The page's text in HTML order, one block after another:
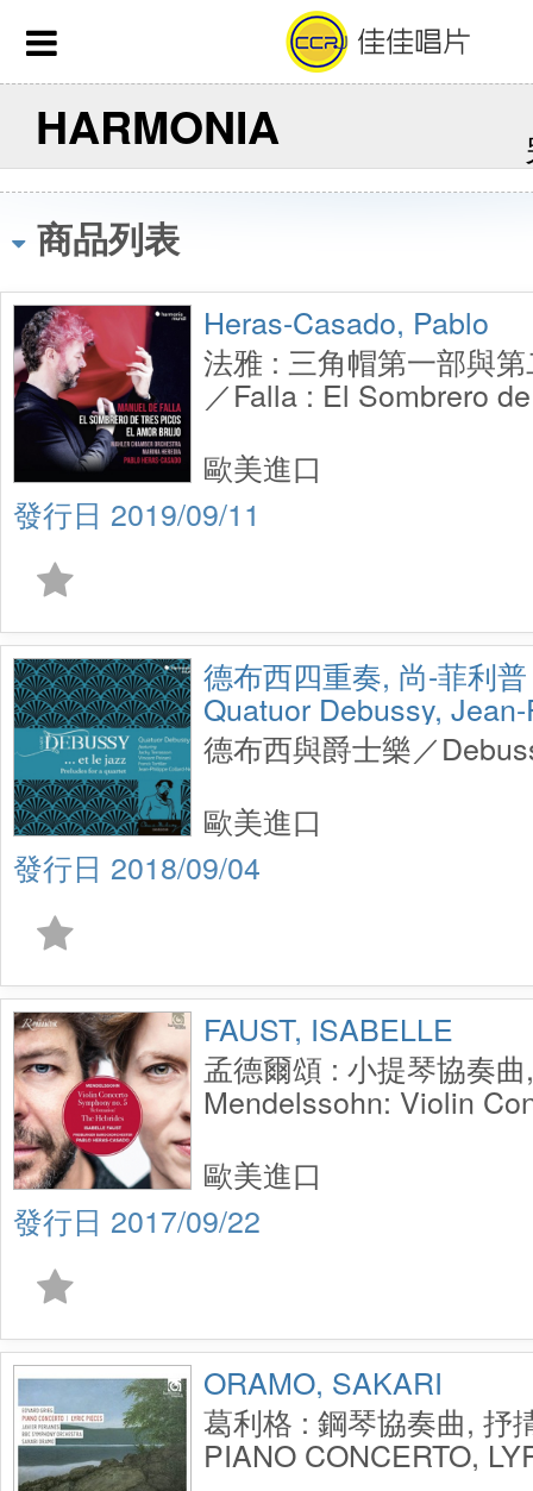
HARMONIA
商品列表
Heras-Casado, Pablo
法雅 : 三角帽第一部與
／Falla : El Sombrero
2019/09/11
歐美進口
德布西四重奏, 尚-菲利
Quatuor Debussy,
Neven
德布西與爵士樂／
2018/09/04
歐美進口
FAUST, ISABELLE
孟德爾頌 : 小提琴協奏
Mendelssohn: Violin
Heras-Casado
2017/09/22
歐美進口
ORAMO, SAKARI
葛利格 : 鋼琴協奏曲, 抒
PIANO CONCERTO,